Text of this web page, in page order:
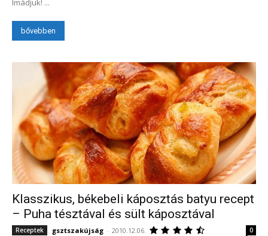
Imádjuk! ...
bővebben
Klasszikus, békebeli káposztás batyu recept
– Puha tésztával és sült káposztával
Receptek gsztszakújság - 2010.12.06. 0